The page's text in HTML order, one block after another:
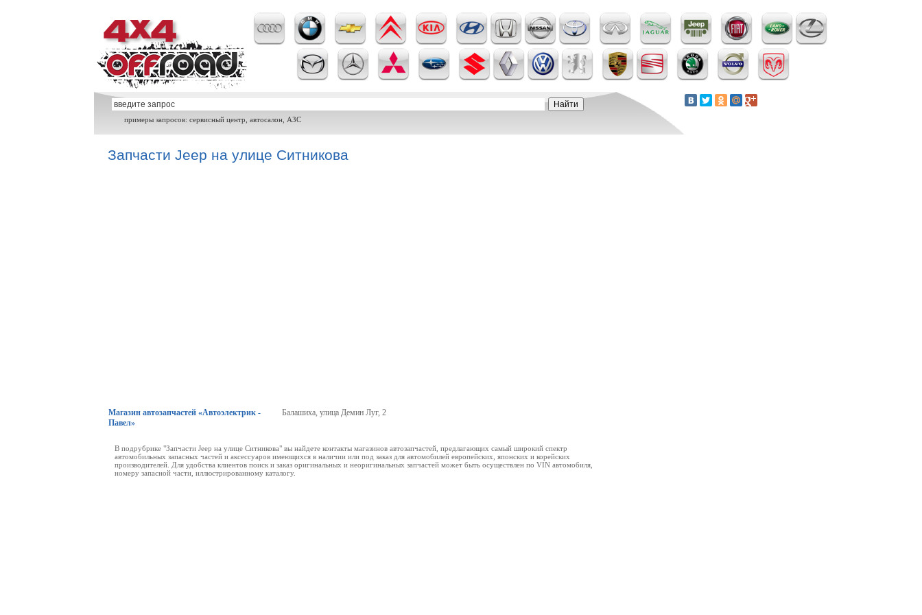
примеры запросов: сервисный центр, автосалон, АЗС
Запчасти Jeep на улице Ситникова
Магазин автозапчастей «Автоэлектрик -
Павел»
Балашиха, улица Демин Луг, 2
В подрубрике "Запчасти Jeep на улице Ситникова" вы найдете контакты магазинов автозапчастей, предлагающих самый широкий спектр
автомобильных запасных частей и аксессуаров имеющихся в наличии или под заказ для автомобилей европейских, японских и корейских
производителей. Для удобства клиентов поиск и заказ оригинальных и неоригинальных запчастей может быть осуществлен по VIN автомобиля,
номеру запасной части, иллюстрированному каталогу.